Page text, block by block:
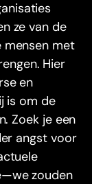
ze van de
mensen met
Hier
en
is om de
Zoek je een
angst voor
zouden